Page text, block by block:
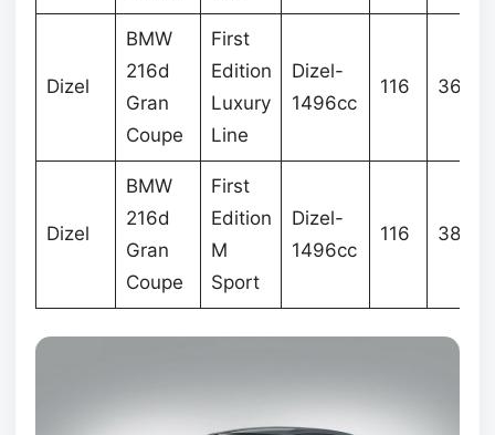
Dizel
BMW
216d
Gran
Coupe
First
Edition
Luxury
Line
Dizel-
1496cc
116
Dizel
BMW
216d
Gran
Coupe
First
Edition
M
Sport
Dizel-
1496cc
116